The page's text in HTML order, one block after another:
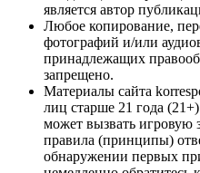
является автор
Любое копирование,
фотографий и/или
принадлежащих
запрещено.
Материалы сайта
лиц старше 21 года
может вызвать игровую
правила (принципы)
обнаружении первых